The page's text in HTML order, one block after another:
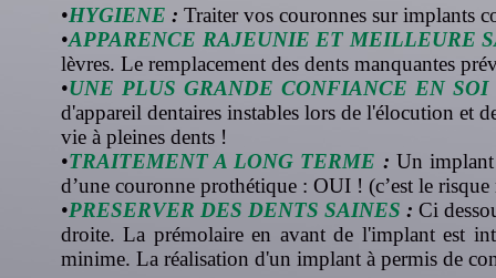
•HYGIENE : Traiter vos couronnes sur implants
•APPARENCE RAJEUNIE ET MEILLEURE
lèvres. Le remplacement des dents manquantes
•UNE PLUS GRANDE CONFIANCE EN SOI
d'appareil dentaires instables lors de l'élocution et
vie à pleines dents !
•TRAITEMENT A LONG TERME : Un implant
d’une couronne prothétique : OUI ! (c’est le risque
•PRESERVER DES DENTS SAINES: Ci
droite. La prémolaire en avant de l'implant est
minime. La réalisation d'un implant à permis de